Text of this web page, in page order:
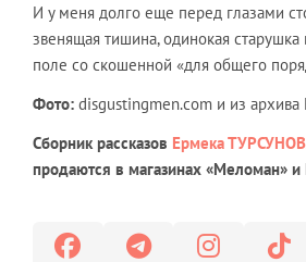
И у меня долго еще перед глазами
звенящая тишина, одинокая
поле со скошенной «для общего
Фото: disgustingmen.com и из архива
Сборник рассказов Ермека
продаются в магазинах «Меломан» и